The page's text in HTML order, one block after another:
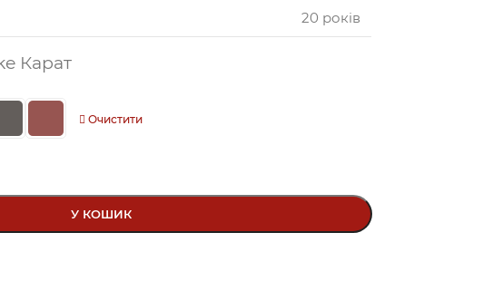
20 років
Карат
Очистити
У КОШИК